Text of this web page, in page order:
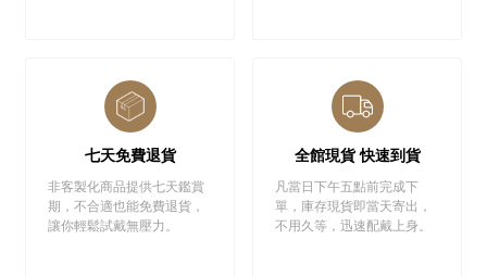
七天免費退貨
非客製化商品提供七天鑑賞
期，不合適也能免費退貨，
讓你輕鬆試戴無壓力。
全館現貨 快速到貨
凡當日下午五點前完成下
單，庫存現貨即當天寄出，
不用久等，迅速配戴上身。